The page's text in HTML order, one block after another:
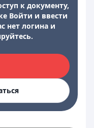
к документу,
Войти и ввести
нет логина и